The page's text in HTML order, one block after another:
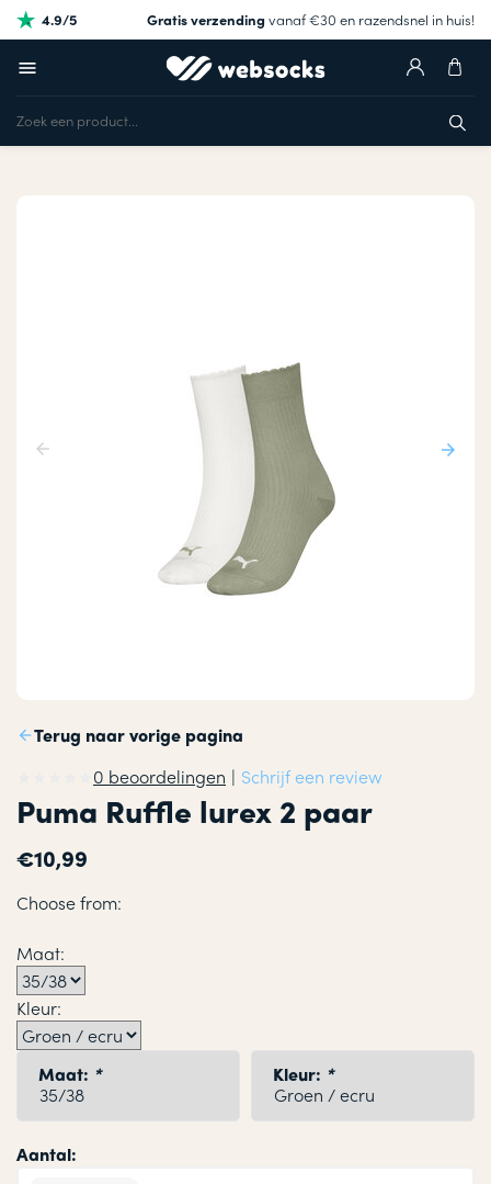
4.9/5 Gratis verzendingvanaf €30 en razendsnel in huis!
Terug naar vorige pagina
0 beoordelingen | Schrijf een review
Puma Ruffle lurex 2 paar
€10,99
Choose from:
Maat:
Kleur:
Maat: * Kleur: *
Aantal: